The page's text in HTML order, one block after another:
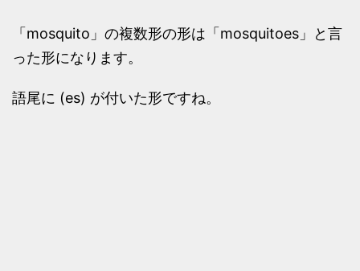
「mosquito」の複数形の形は「mosquitoes」と言
った形になります。
語尾に (es) が付いた形ですね。